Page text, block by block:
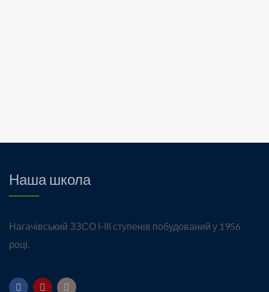
Наша школа
Нагачівський ЗЗСО І-ІІІ ступенів побудований у 1956
році.